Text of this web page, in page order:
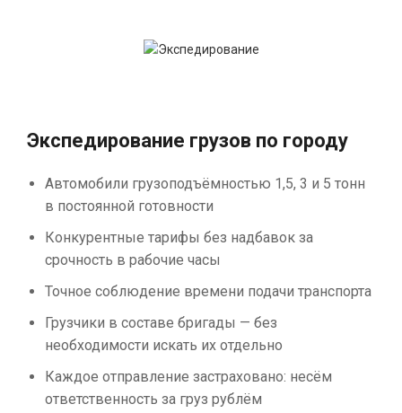
Экспедирование грузов по городу
Автомобили грузоподъёмностью 1,5, 3 и 5 тонн
в постоянной готовности
Конкурентные тарифы без надбавок за
срочность в рабочие часы
Точное соблюдение времени подачи транспорта
Грузчики в составе бригады — без
необходимости искать их отдельно
Каждое отправление застраховано: несём
ответственность за груз рублём